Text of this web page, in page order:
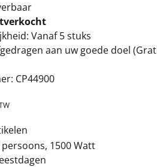
Vanaf 5 stuks
aan uw goede doel
CP44900
1500 Watt